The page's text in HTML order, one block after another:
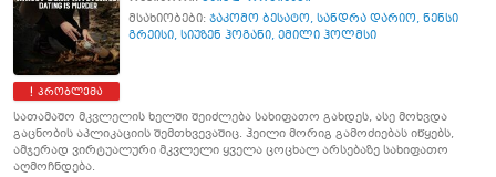
პრობლემა
მსახიობები: ჯაკომო ბესატო, სანდრა დარიო, ნენსი
გრეისი, სიუზენ ჰოგანი, ემილი ჰოლმსი
სათამაშო მკვლელის ხელში შეიძლება სახიფათო გახდეს, ასე მოხვდა
გაცნობის აპლიკაციის შემთხვევაშიც. ჰეილი მორიგ გამოძიებას იწყებს,
ამჯერად ვირტუალური მკვლელი ყველა ცოცხალ არსებაზე სახიფათო
აღმოჩნდება.